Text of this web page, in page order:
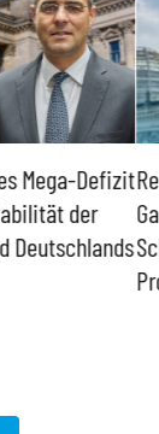
Mega-Defizit
der
Deutschlands